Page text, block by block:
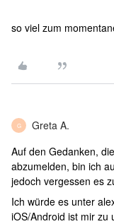
so viel zum
G Greta A.
Auf den Gedanken,
abzumelden, bin ich
jedoch vergessen es
Ich würde es unter
iOS/Android ist mir zu